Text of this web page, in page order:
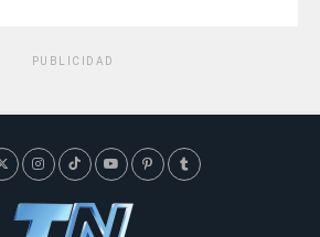
PUBLICIDAD